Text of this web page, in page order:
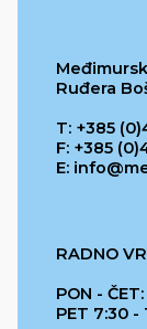
Ruđera
T: +385
F: +385
E:
RADNO
PON -
PET 7:30 -